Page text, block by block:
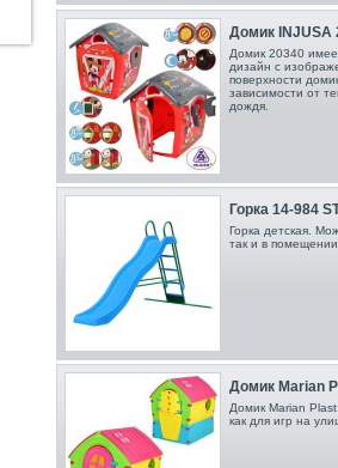
Домик INJUSA
Домик 20340
дизайн с
поверхности
зависимости от
дождя.
Горка 14-984
Горка детская.
так и в помещении
Домик Marian
Домик Marian
как для игр на